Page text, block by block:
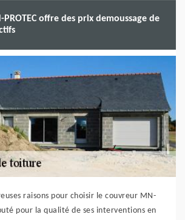
offre des prix demoussage de
raisons pour choisir le couvreur MN-
pour la qualité de ses interventions en